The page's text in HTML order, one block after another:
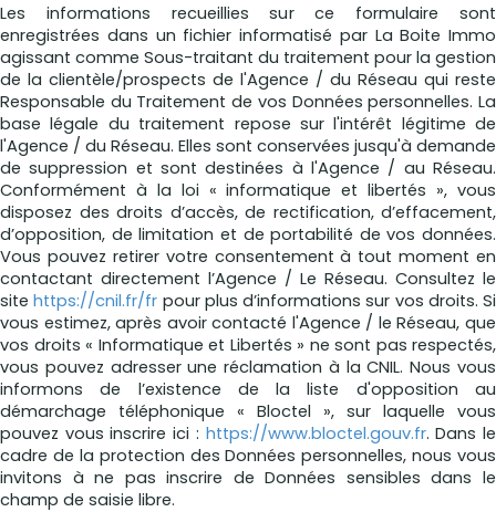
Les informations recueillies sur ce formulaire sont
enregistrées dans un fichier informatisé par La Boite Immo
agissant comme Sous-traitant du traitement pour la gestion
de la clientèle/prospects de l'Agence / du Réseau qui reste
Responsable du Traitement de vos Données personnelles. La
base légale du traitement repose sur l'intérêt légitime de
l'Agence / du Réseau. Elles sont conservées jusqu'à demande
de suppression et sont destinées à l'Agence / au Réseau.
Conformément à la loi « informatique et libertés », vous
disposez des droits d’accès, de rectification, d’effacement,
d’opposition, de limitation et de portabilité de vos données.
Vous pouvez retirer votre consentement à tout moment en
contactant directement l’Agence / Le Réseau. Consultez le
sitehttps://cnil.fr/fr pour plus d’informations sur vos droits. Si
vous estimez, après avoir contacté l'Agence / le Réseau, que
vos droits « Informatique et Libertés » ne sont pas respectés,
vous pouvez adresser une réclamation à la CNIL. Nous vous
informons de l’existence de la liste d'opposition au
démarchage téléphonique « Bloctel », sur laquelle vous
pouvez vous inscrire ici : https://www.bloctel.gouv.fr. Dans le
cadre de la protection des Données personnelles, nous vous
invitons à ne pas inscrire de Données sensibles dans le
champ de saisie libre.